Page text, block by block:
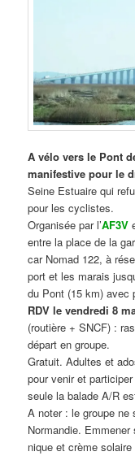
A vélo vers le Pont
manifestive pour le
Seine Estuaire qui
pour les cyclistes.
Organisée par l’AF3V
entre la place de la
car Nomad 122, à
port et les marais
du Pont (15 km) avec
RDV le vendredi 8
(routière + SNCF) :
départ en groupe.
Gratuit. Adultes et
pour venir et
seule la balade A/R
A noter : le groupe ne
Normandie.
nique et crème